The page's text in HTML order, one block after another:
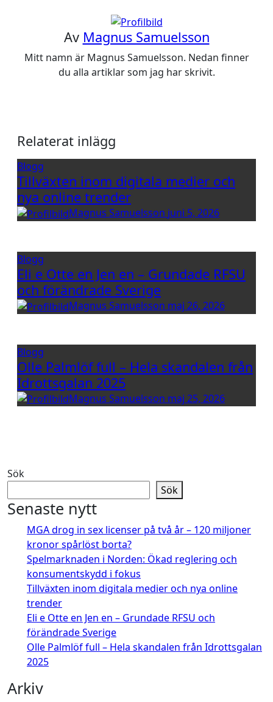
Av Magnus Samuelsson
Mitt namn är Magnus Samuelsson. Nedan finner
du alla artiklar som jag har skrivit.
Relaterat inlägg
Blogg
Tillväxten inom digitala medier och
nya online trender
Magnus Samuelsson juni 5, 2026
Blogg
Eli e Otte en Jen en – Grundade RFSU
och förändrade Sverige
Magnus Samuelsson maj 26, 2026
Blogg
Olle Palmlöf full – Hela skandalen från
Idrottsgalan 2025
Magnus Samuelsson maj 25, 2026
Sök
Sök
Senaste nytt
MGA drog in sex licenser på två år – 120 miljoner
kronor spårlöst borta?
Spelmarknaden i Norden: Ökad reglering och
konsumentskydd i fokus
Tillväxten inom digitala medier och nya online
trender
Eli e Otte en Jen en – Grundade RFSU och
förändrade Sverige
Olle Palmlöf full – Hela skandalen från Idrottsgalan
2025
Arkiv